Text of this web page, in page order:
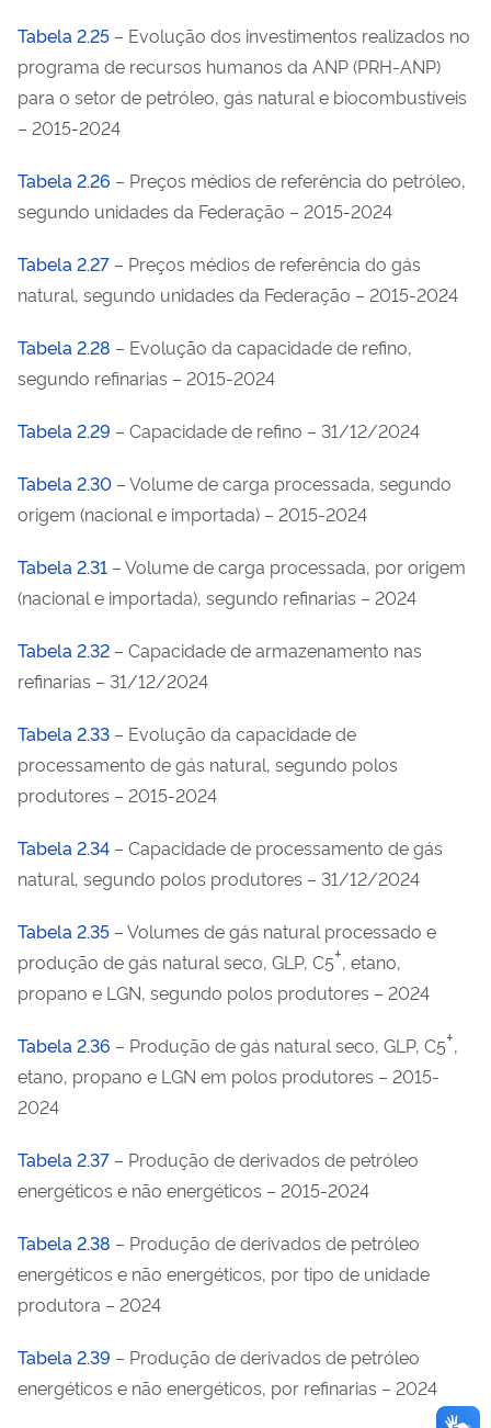
Tabela 2.25 – Evolução dos investimentos realizados no
programa de recursos humanos da ANP (PRH-ANP)
para o setor de petróleo, gás natural e biocombustíveis
– 2015-2024
Tabela 2.26 – Preços médios de referência do petróleo,
segundo unidades da Federação – 2015-2024
Tabela 2.27 – Preços médios de referência do gás
natural, segundo unidades da Federação – 2015-2024
Tabela 2.28 – Evolução da capacidade de refino,
segundo refinarias – 2015-2024
Tabela 2.29 – Capacidade de refino – 31/12/2024
Tabela 2.30 – Volume de carga processada, segundo
origem (nacional e importada) – 2015-2024
Tabela 2.31 – Volume de carga processada, por origem
(nacional e importada), segundo refinarias – 2024
Tabela 2.32 – Capacidade de armazenamento nas
refinarias – 31/12/2024
Tabela 2.33 – Evolução da capacidade de
processamento de gás natural, segundo polos
produtores – 2015-2024
Tabela 2.34 – Capacidade de processamento de gás
natural, segundo polos produtores – 31/12/2024
Tabela 2.35 – Volumes de gás natural processado e
produção de gás natural seco, GLP, C5+, etano,
propano e LGN, segundo polos produtores – 2024
Tabela 2.36 – Produção de gás natural seco, GLP, C5+,
etano, propano e LGN em polos produtores – 2015-
2024
Tabela 2.37 – Produção de derivados de petróleo
energéticos e não energéticos – 2015-2024
Tabela 2.38 – Produção de derivados de petróleo
energéticos e não energéticos, por tipo de unidade
produtora – 2024
Tabela 2.39 – Produção de derivados de petróleo
energéticos e não energéticos, por refinarias – 2024